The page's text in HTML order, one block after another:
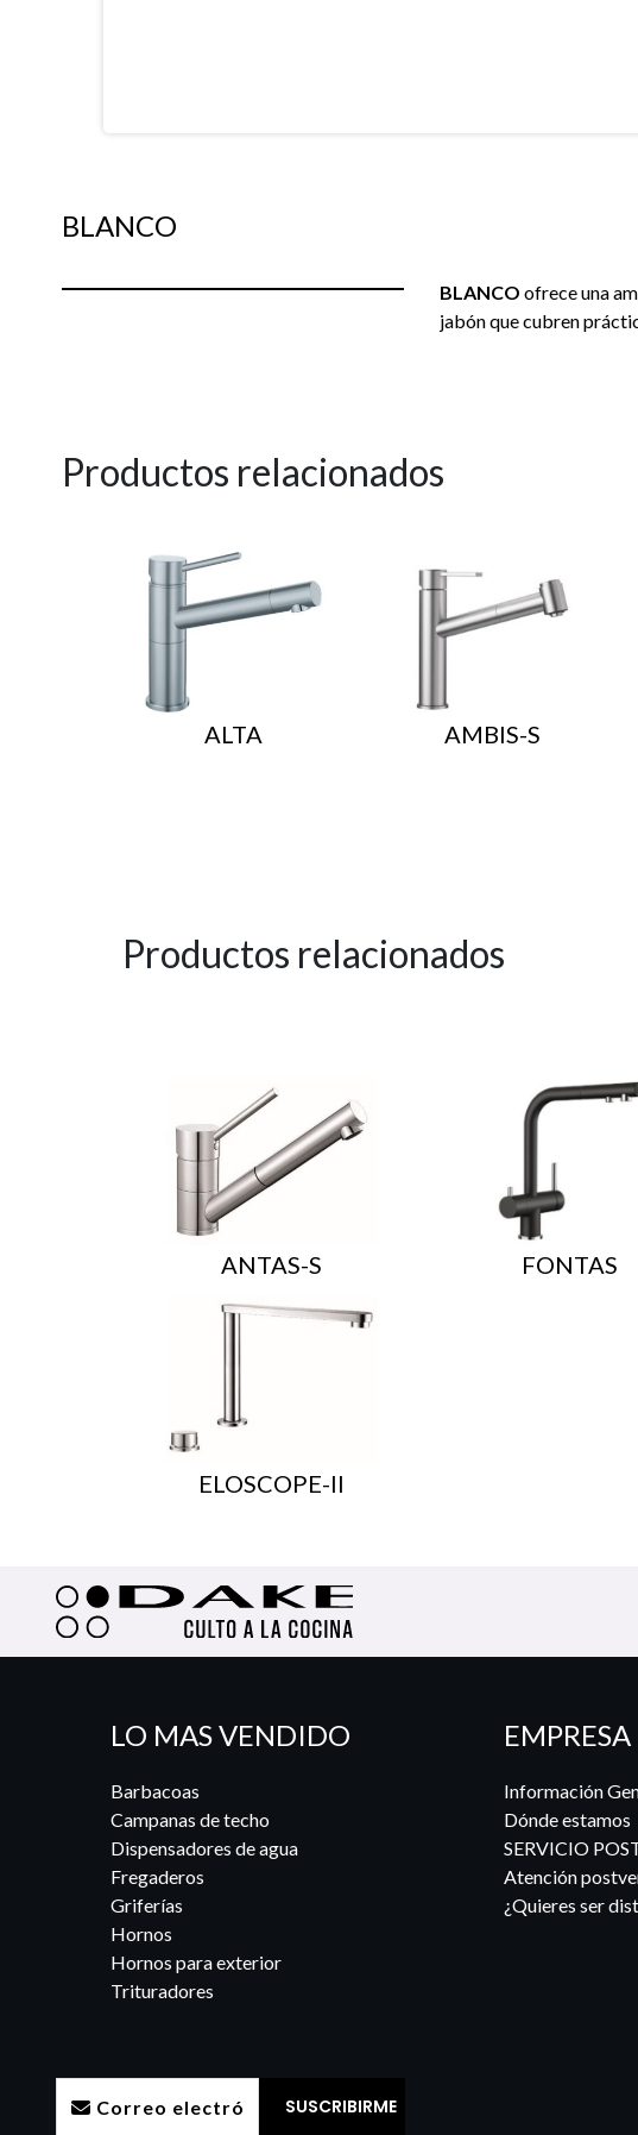
BLANCO
BLANCO ofrece una
jabón que cubren
Productos relacionados
ALTA AMBIS-S
Productos relacionados
ANTAS-S FONTAS
ELOSCOPE-II
LO MAS VENDIDO
Barbacoas
Campanas de techo
Dispensadores de agua
Fregaderos
Griferías
Hornos
Hornos para exterior
Trituradores
EMPRESA
Información
Dónde estamos
SERVICIO
Atención
¿Quieres ser